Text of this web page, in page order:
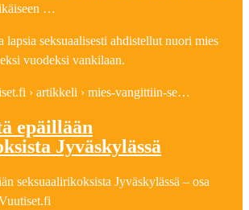
…
lapsia seksuaalisesti ahdistellut nuori mies
vuodeksi vankilaan.
› artikkeli › mies-vangittiin-se…
epäillään
Jyväskylässä
seksuaalirikoksista Jyväskylässä – osa